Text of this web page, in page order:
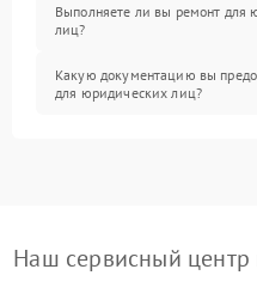
Выполняете ли вы ремонт для
лиц?
Какую документацию вы
для юридических лиц?
Наш сервисный